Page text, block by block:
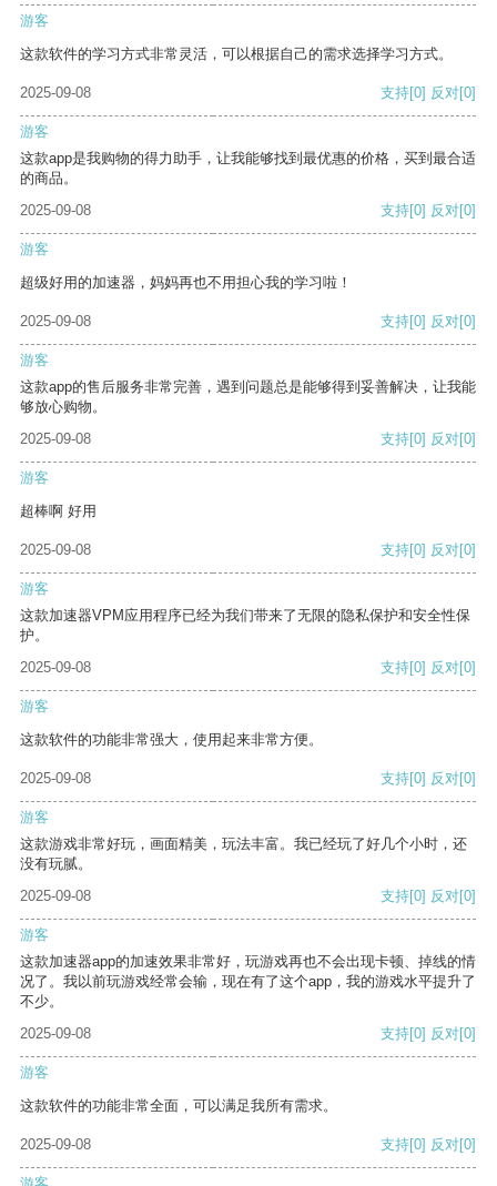
游客
这款软件的学习方式非常灵活，可以根据自己的需求选择学习方式。
2025-09-08 支持[0] 反对[0]
游客
这款app是我购物的得力助手，让我能够找到最优惠的价格，买到最合适
的商品。
2025-09-08
支持[0] 反对[0]
游客
超级好用的加速器，妈妈再也不用担心我的学习啦！
2025-09-08 支持[0] 反对[0]
游客
这款app的售后服务非常完善，遇到问题总是能够得到妥善解决，让我能
够放心购物。
2025-09-08
支持[0] 反对[0]
游客
超棒啊 好用
2025-09-08 支持[0] 反对[0]
游客
这款加速器VPM应用程序已经为我们带来了无限的隐私保护和安全性保
护。
2025-09-08
支持[0] 反对[0]
游客
这款软件的功能非常强大，使用起来非常方便。
2025-09-08 支持[0] 反对[0]
游客
这款游戏非常好玩，画面精美，玩法丰富。我已经玩了好几个小时，还
没有玩腻。
2025-09-08
支持[0] 反对[0]
游客
这款加速器app的加速效果非常好，玩游戏再也不会出现卡顿、掉线的情
况了。我以前玩游戏经常会输，现在有了这个app，我的游戏水平提升了
不少。
2025-09-08
支持[0] 反对[0]
游客
这款软件的功能非常全面，可以满足我所有需求。
2025-09-08 支持[0] 反对[0]